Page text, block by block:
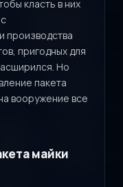
класть в них
производства
пригодных для
Но
пакета
вооружение все
майки